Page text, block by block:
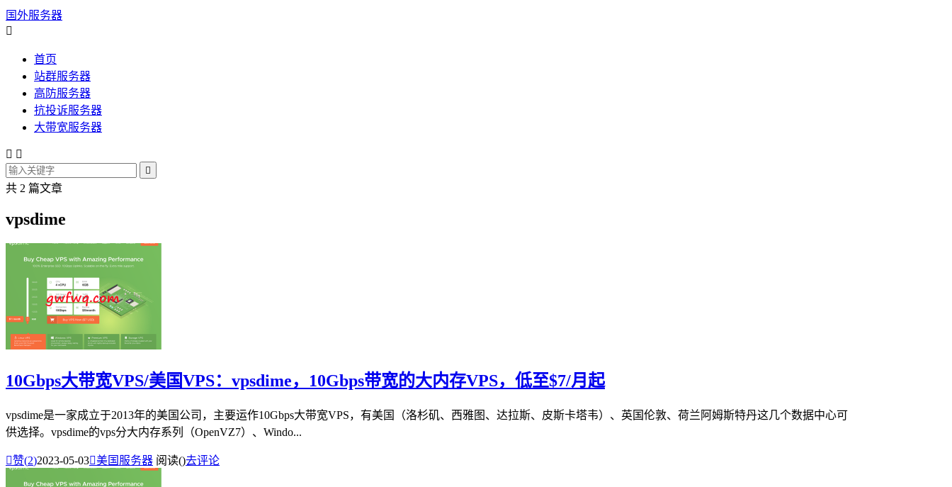
国外服务器

首页
站群服务器
高防服务器
抗投诉服务器
大带宽服务器
 

共 2 篇文章
vpsdime
10Gbps大带宽VPS/美国VPS：vpsdime，10Gbps带宽的大内存VPS，低至$7/月起
vpsdime是一家成立于2013年的美国公司，主要运作10Gbps大带宽VPS，有美国（洛杉矶、西雅图、达拉斯、皮斯卡塔韦）、英国伦敦、荷兰阿姆斯特丹这几个数据中心可
供选择。vpsdime的vps分大内存系列（OpenVZ7）、Windo...
赞(2)2023-05-03美国服务器 阅读()去评论